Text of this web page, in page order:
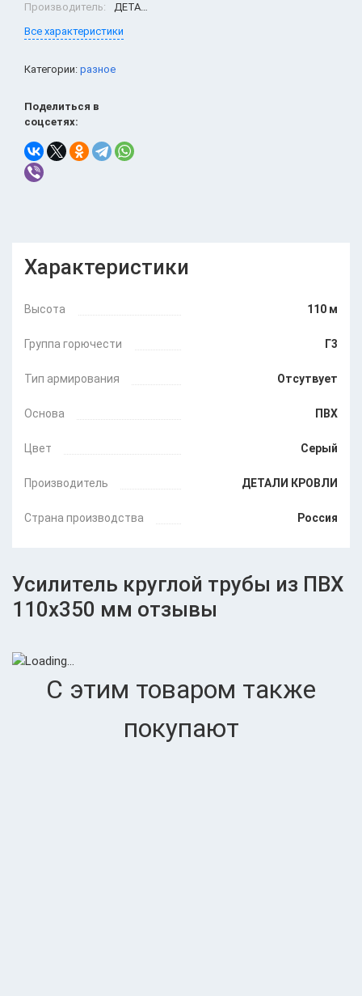
Производитель:
ДЕТАЛИ КРОВЛИ
Все характеристики
Категории: разное
Поделиться в
соцсетях:
Характеристики
Высота 110 м
Группа горючести Г3
Тип армирования Отсутвует
Основа ПВХ
Цвет Серый
Производитель ДЕТАЛИ КРОВЛИ
Страна производства Россия
Усилитель круглой трубы из ПВХ
110х350 мм отзывы
С этим товаром также
покупают